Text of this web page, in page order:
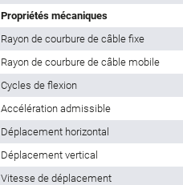
Propriétés mécaniques
Rayon de courbure de câble fixe
Rayon de courbure de câble mobile
Cycles de flexion
Accélération admissible
Déplacement horizontal
Déplacement vertical
Vitesse de déplacement